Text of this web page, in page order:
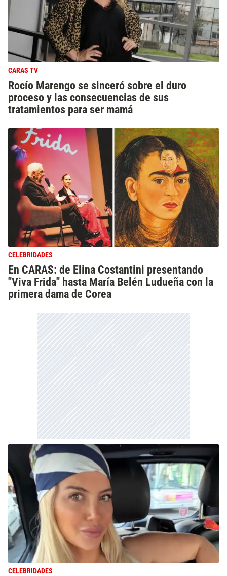
CARAS TV
Rocío Marengo se sinceró sobre el duro
proceso y las consecuencias de sus
tratamientos para ser mamá
CELEBRIDADES
En CARAS: de Elina Costantini presentando
"Viva Frida" hasta María Belén Ludueña con la
primera dama de Corea
CELEBRIDADES